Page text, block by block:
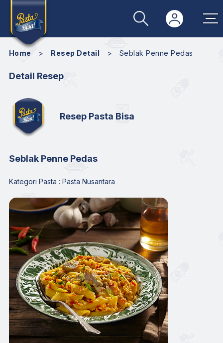
Home > Resep Detail > Seblak Penne Pedas
Detail Resep
Resep Pasta Bisa
Seblak Penne Pedas
Kategori Pasta : Pasta Nusantara